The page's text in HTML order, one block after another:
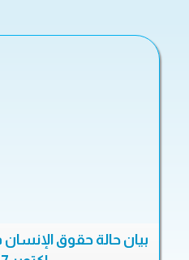
بيان حالة حقوق